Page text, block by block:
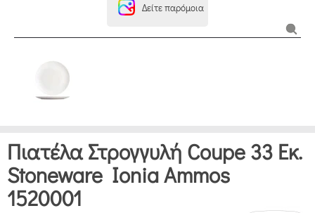
Δείτε παρόμοια
Πιατέλα Στρογγυλή Coupe 33 Εκ.
Stoneware Ionia Ammos
1520001